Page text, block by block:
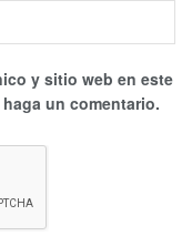
y sitio web en este
un comentario.